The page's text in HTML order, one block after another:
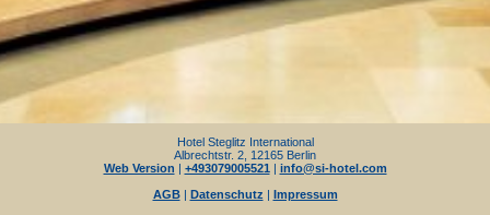
Hotel Steglitz International
Albrechtstr. 2, 12165 Berlin
Web Version | +493079005521 | info@si-hotel.com
AGB| Datenschutz | Impressum